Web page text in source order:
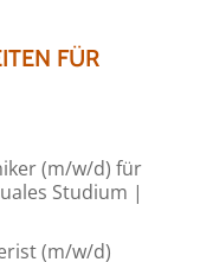
FÜR
(m/w/d) für
Studium |
(m/w/d)